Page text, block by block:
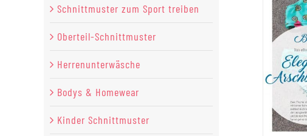
Schnittmuster zum Sport treiben
Oberteil-Schnittmuster
Herrenunterwäsche
Bodys & Homewear
Kinder Schnittmuster